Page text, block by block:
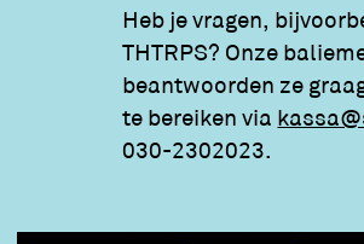
Heb je vragen,
THTRPS? Onze
beantwoorden ze
te bereiken via
030-2302023.